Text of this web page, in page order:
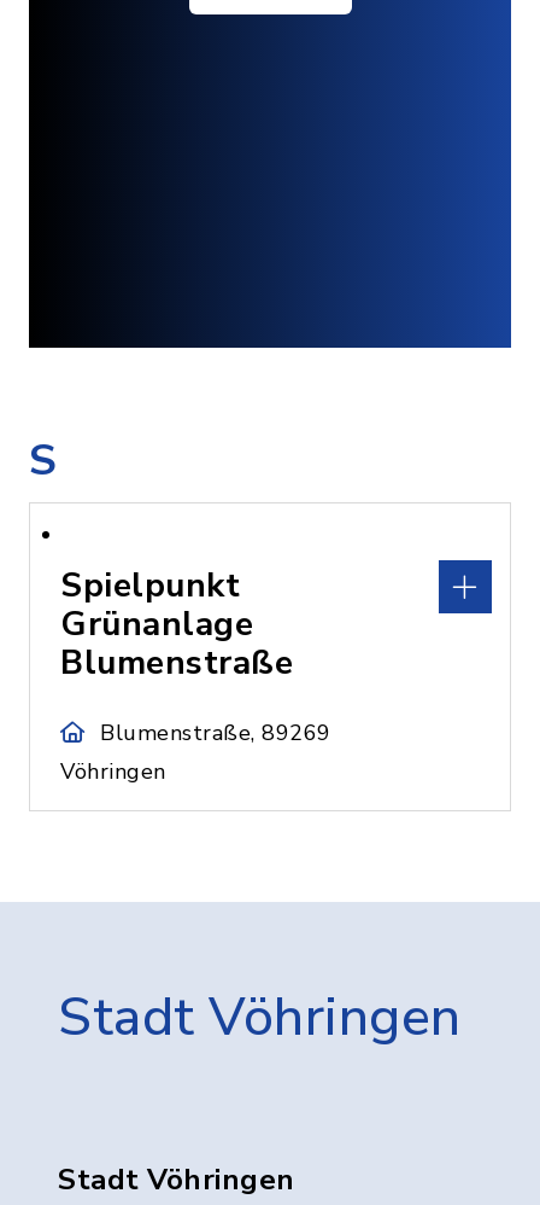
S
Spielpunkt
Grünanlage
Blumenstraße
Blumenstraße, 89269
Vöhringen
Stadt Vöhringen
Stadt Vöhringen